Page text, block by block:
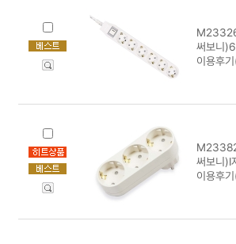
써보니
이용후
써보니)I
이용후